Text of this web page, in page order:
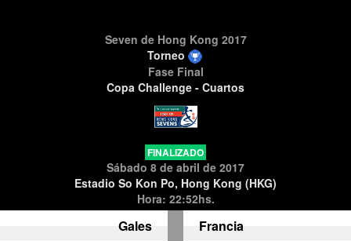
Seven de Hong Kong 2017
Torneo
Fase Final
Copa Challenge - Cuartos
FINALIZADO
Sábado 8 de abril de 2017
Estadio So Kon Po, Hong Kong (HKG)
Hora: 22:52hs.
Gales Francia